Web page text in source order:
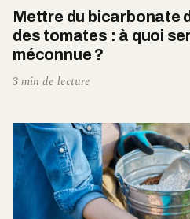
Mettre du bicarbonate
des tomates : à quoi
méconnue ?
3 min de lecture